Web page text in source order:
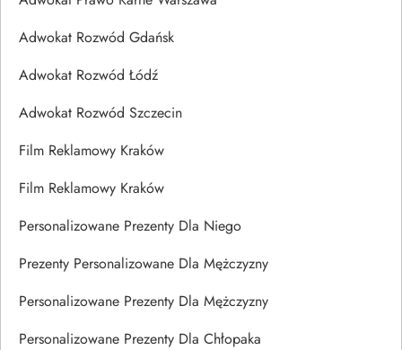
Adwokat Rozwód Gdańsk
Adwokat Rozwód Łódź
Adwokat Rozwód Szczecin
Film Reklamowy Kraków
Film Reklamowy Kraków
Personalizowane Prezenty Dla Niego
Prezenty Personalizowane Dla Mężczyzny
Personalizowane Prezenty Dla Mężczyzny
Personalizowane Prezenty Dla Chłopaka